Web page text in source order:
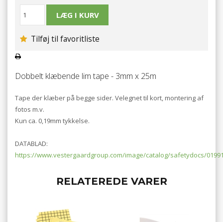
Tilføj til favoritliste
Dobbelt klæbende lim tape - 3mm x 25m
Tape der klæber på begge sider. Velegnet til kort, montering af
fotos m.v.
Kun ca. 0,19mm tykkelse.
DATABLAD:
https://www.vestergaardgroup.com/image/catalog/safetydocs/
RELATEREDE VARER